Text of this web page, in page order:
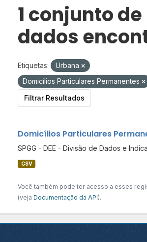
1 conjunto de
dados
Etiquetas:
Urbana
Domicílios Particulares Permanentes
Filtrar Resultados
Domicílios Particulares
SPGG - DEE - Divisão de Dados e
CSV
Você também pode ter acesso a esses
(veja Documentação da API).